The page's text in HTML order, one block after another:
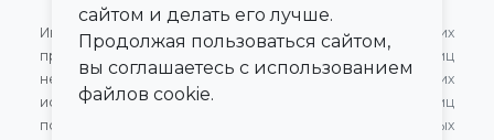
Информация,
представленная на сайте,
не может быть
использована для
постановки диагноза,
Оферта для Юридических
лиц
Оферта для Физических
лиц
Обработка персональных
сайтом и делать его лучше.
Продолжая пользоваться сайтом,
вы соглашаетесь с использованием
файлов cookie.